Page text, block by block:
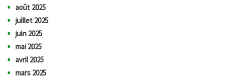
août 2025
juillet 2025
juin 2025
mai 2025
avril 2025
mars 2025